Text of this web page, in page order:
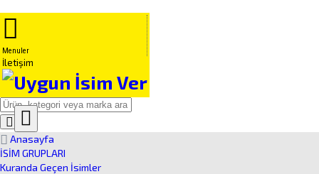
Menuler
İletişim
CloseÜrün
Arama
Anasayfa
İSİM GRUPLARI
Kuranda Geçen İsimler